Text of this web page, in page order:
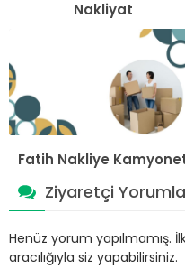
Nakliyat
Fatih Nakliye
Ziyaretçi
Henüz yorum yapılmamış.
aracılığıyla siz yapabilirsiniz.